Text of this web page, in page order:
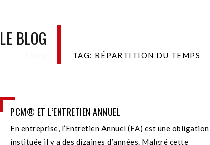
LE BLOG
TAG: RÉPARTITION DU TEMPS
PCM® ET L’ENTRETIEN ANNUEL
En entreprise, l’Entretien Annuel (EA) est une obligation
instituée il y a des dizaines d’années. Malgré cette